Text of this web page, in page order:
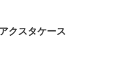
クスタケース